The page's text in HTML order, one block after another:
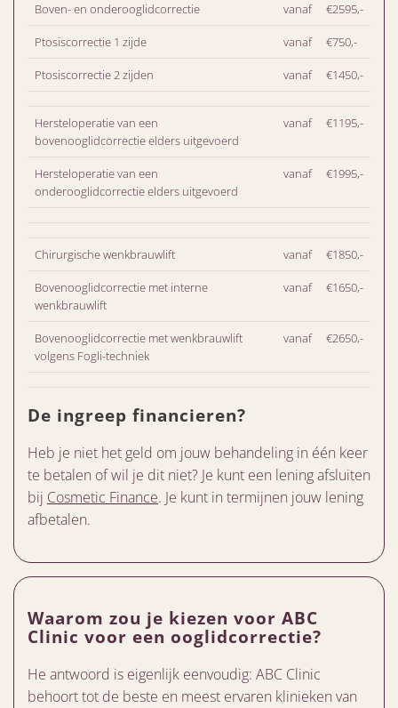
Boven- en onderooglidcorrectie vanaf €2595,-
Ptosiscorrectie 1 zijde vanaf €750,-
Ptosiscorrectie 2 zijden vanaf €1450,-
Hersteloperatie van een
bovenooglidcorrectie elders uitgevoerd
vanaf €1195,-
Hersteloperatie van een
onderooglidcorrectie elders uitgevoerd
vanaf €1995,-
Chirurgische wenkbrauwlift vanaf €1850,-
Bovenooglidcorrectie met interne
wenkbrauwlift
vanaf €1650,-
Bovenooglidcorrectie met wenkbrauwlift
volgens Fogli-techniek
vanaf €2650,-
De ingreep financieren?
Heb je niet het geld om jouw behandeling in één keer
te betalen of wil je dit niet? Je kunt een lening afsluiten
bij Cosmetic Finance. Je kunt in termijnen jouw lening
afbetalen.
Waarom zou je kiezen voor ABC
Clinic voor een ooglidcorrectie?
He antwoord is eigenlijk eenvoudig: ABC Clinic
behoort tot de beste en meest ervaren klinieken van